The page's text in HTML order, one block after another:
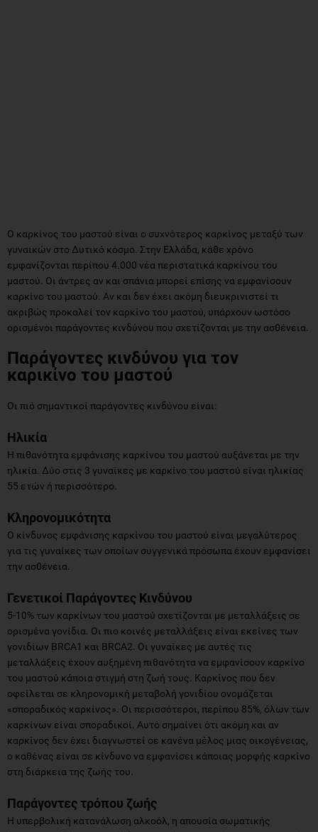
Ο καρκίνος του μαστού είναι ο συχνότερος καρκίνος μεταξύ των
γυναικών στο Δυτικό κόσμο. Στην Ελλάδα, κάθε χρόνο
εμφανίζονται περίπου 4.000 νέα περιστατικά καρκίνου του
μαστού. Οι άντρες αν και σπάνια μπορεί επίσης να εμφανίσουν
καρκίνο του μαστού. Αν και δεν έχει ακόμη διευκρινιστεί τι
ακριβώς προκαλεί τον καρκίνο του μαστού, υπάρχουν ωστόσο
ορισμένοι παράγοντες κινδύνου που σχετίζονται με την ασθένεια.
Παράγοντες κινδύνου για τον
καρικίνο του μαστού
Οι πιό σημαντικοί παράγοντες κινδύνου είναι:
Ηλικία
Η πιθανότητα εμφάνισης καρκίνου του μαστού αυξάνεται με την
ηλικία. Δύο στις 3 γυναίκες με καρκίνο του μαστού είναι ηλικίας
55 ετών ή περισσότερο.
Κληρονομικότητα
Ο κίνδυνος εμφάνισης καρκίνου του μαστού είναι μεγαλύτερος
για τις γυναίκες των οποίων συγγενικά πρόσωπα έχουν εμφανίσει
την ασθένεια.
Γενετικοί Παράγοντες Κινδύνου
5-10% των καρκίνων του μαστού σχετίζονται με μεταλλάξεις σε
ορισμένα γονίδια. Οι πιο κοινές μεταλλάξεις είναι εκείνες των
γονιδίων BRCA1 και BRCA2. Οι γυναίκες με αυτές τις
μεταλλάξεις έχουν αυξημένη πιθανότητα να εμφανίσουν καρκίνο
του μαστού κάποια στιγμή στη ζωή τους. Καρκίνος που δεν
οφείλεται σε κληρονομική μεταβολή γονιδίου ονομάζεται
«σποραδικός καρκίνος». Οι περισσότεροι, περίπου 85%, όλων των
καρκίνων είναι σποραδικοί. Αυτό σημαίνει ότι ακόμη και αν
καρκίνος δεν έχει διαγνωστεί σε κανένα μέλος μιας οικογένειας,
ο καθένας είναι σε κίνδυνο να εμφανίσει κάποιας μορφής καρκίνο
στη διάρκεια της ζωής του.
Παράγοντες τρόπου ζωής
Η υπερβολική κατανάλωση αλκοόλ, η απουσία σωματικής